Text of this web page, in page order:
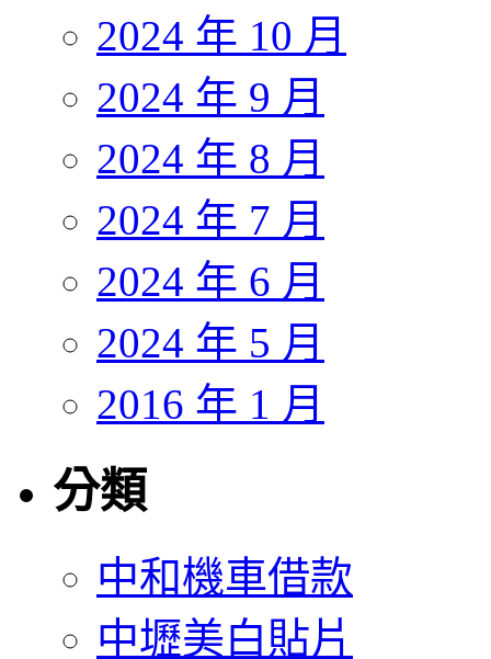
2024 年 10 月
2024 年 9 月
2024 年 8 月
2024 年 7 月
2024 年 6 月
2024 年 5 月
2016 年 1 月
分類
中和機車借款
中壢美白貼片